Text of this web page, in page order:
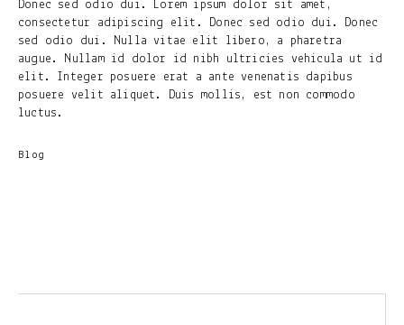
Donec sed odio dui. Lorem ipsum dolor sit amet,
consectetur adipiscing elit. Donec sed odio dui. Donec
sed odio dui. Nulla vitae elit libero, a pharetra
augue. Nullam id dolor id nibh ultricies vehicula ut id
elit. Integer posuere erat a ante venenatis dapibus
posuere velit aliquet. Duis mollis, est non commodo
luctus.
Blog